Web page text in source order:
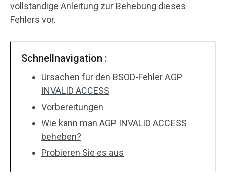
vollständige Anleitung zur Behebung dieses
Fehlers vor.
Schnellnavigation :
Ursachen für den BSOD-Fehler AGP
INVALID ACCESS
Vorbereitungen
Wie kann man AGP INVALID ACCESS
beheben?
Probieren Sie es aus